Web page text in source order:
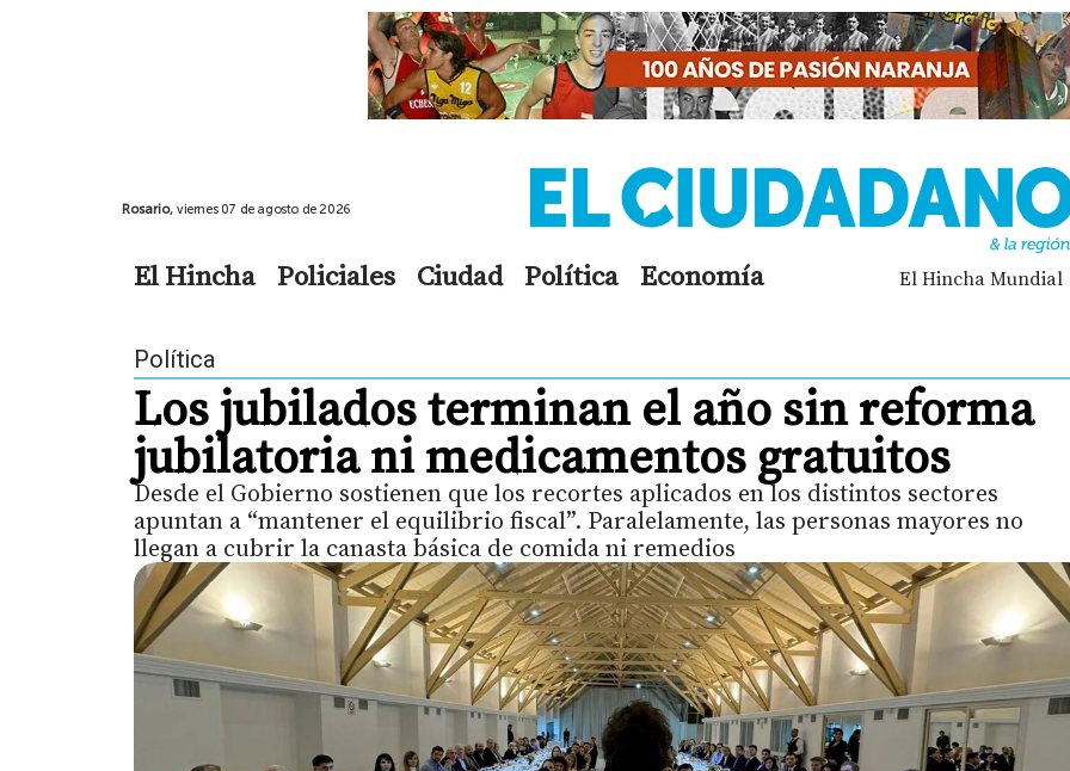
Rosario, viernes 07 de agosto de 2026
El Hincha Policiales Ciudad Política Economía El Hincha Mundial
Política
Los jubilados terminan el año sin reforma
jubilatoria ni medicamentos gratuitos
Desde el Gobierno sostienen que los recortes aplicados en los distintos sectores
apuntan a “mantener el equilibrio fiscal”. Paralelamente, las personas mayores no
llegan a cubrir la canasta básica de comida ni remedios